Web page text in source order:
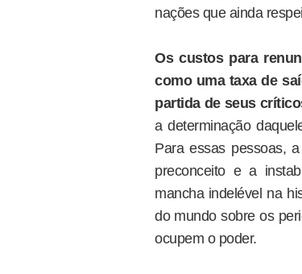
nações que ainda
Os custos para
como uma taxa de
partida de seus
a determinação
Para essas pessoas,
preconceito e a
mancha indelével na
do mundo sobre os
ocupem o poder.